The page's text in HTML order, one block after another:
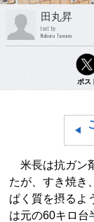
田丸昇
text by
Noboru Tamaru
ポス
米長は抗ガン
たが、すき焼き
ぱく質を摂るよ
は元の60キロ台